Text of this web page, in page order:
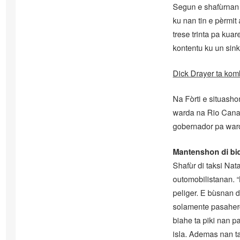
Segun e
ku nan tin e
trese trinta pa
kontentu ku un
Dick Drayer ta
Na Fòrti e
warda na Rio
gobernador pa
Mantenshon di
Shafùr di taksi
outomobilistanan.
peliger. E bùsnan
solamente
biahe ta piki nan
isla. Ademas nan